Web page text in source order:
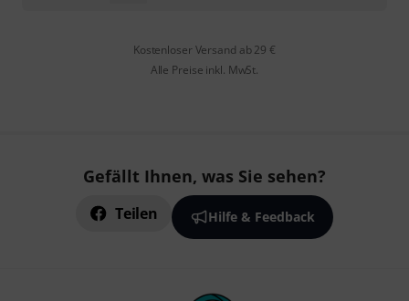
Kostenloser Versand ab 29 €
Alle Preise inkl. MwSt.
Gefällt Ihnen, was Sie sehen?
Teilen Hilfe & Feedback